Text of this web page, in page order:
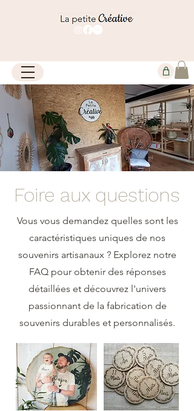
Foire aux questions
Vous vous demandez quelles sont les
caractéristiques uniques de nos
souvenirs artisanaux ? Explorez notre
FAQ pour obtenir des réponses
détaillées et découvrez l'univers
passionnant de la fabrication de
souvenirs durables et personnalisés.